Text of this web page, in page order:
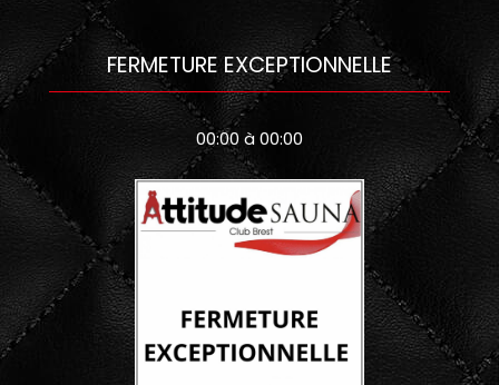
FERMETURE EXCEPTIONNELLE
00:00 à 00:00